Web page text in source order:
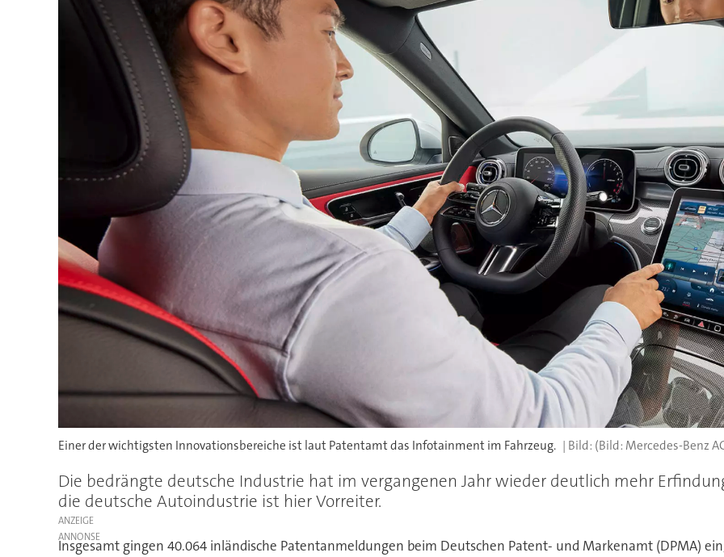
Einer der wichtigsten Innovationsbereiche ist laut Patentamt das Infotainment im Fahrzeug. (Bild: Mercedes-Benz
Die bedrängte deutsche Industrie hat im vergangenen Jahr wieder deutlich mehr
die deutsche Autoindustrie ist hier Vorreiter.
ANZEIGE
Insgesamt gingen 40.064 inländische Patentanmeldungen beim Deutschen Patent- und Markenamt (DPMA)